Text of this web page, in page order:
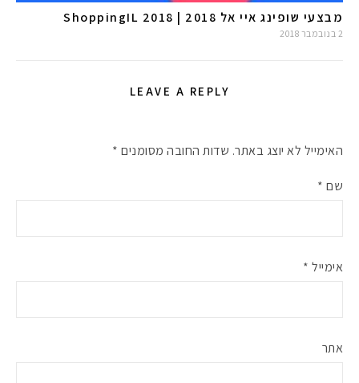
מבצעי שופינג איי אל 2018 | ShoppingIL 2018
2 בנובמבר 2018
LEAVE A REPLY
האימייל לא יוצג באתר. שדות החובה מסומנים *
שם *
אימייל *
אתר